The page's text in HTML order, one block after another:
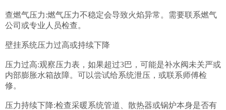
查燃气压力:燃气压力不稳定会导致火焰异常。需要联系燃气
公司或专业人员检查。
壁挂系统压力过高或持续下降
压力过高:观察压力表，如果超过3巴，可能是补水阀未关严或
内部膨胀水箱故障。可以尝试给系统泄压，或联系师傅检
修。
压力持续下降:检查采暖系统管道、散热器或锅炉本身是否有